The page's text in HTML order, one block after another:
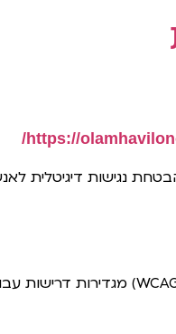
https://
נגישות דיגיטלית